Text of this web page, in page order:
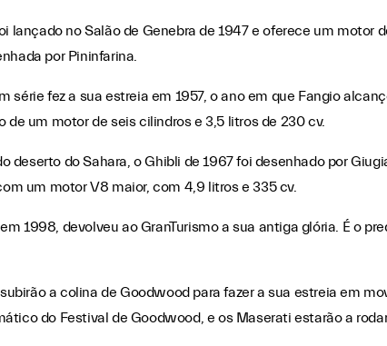
lançado no Salão de Genebra de 1947 e oferece um motor
por Pininfarina.
série fez a sua estreia em 1957, o ano em que Fangio
um motor de seis cilindros e 3,5 litros de 230 cv.
deserto do Sahara, o Ghibli de 1967 foi desenhado por
um motor V8 maior, com 4,9 litros e 335 cv.
1998, devolveu ao GranTurismo a sua antiga glória. É o
a colina de Goodwood para fazer a sua estreia em
do Festival de Goodwood, e os Maserati estarão a